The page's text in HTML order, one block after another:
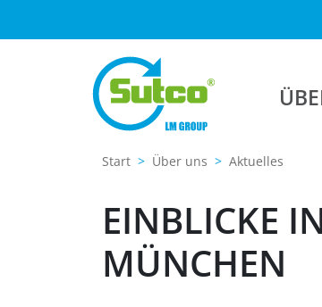
Start Über uns Aktuelles
EINBLICKE
MÜNCHEN